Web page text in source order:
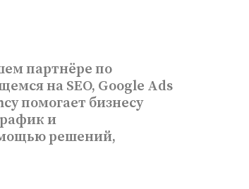
партнёре по
на SEO, Google Ads
помогает бизнесу
и
решений,